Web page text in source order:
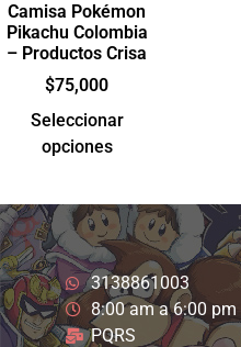
Camisa Pokémon
Pikachu Colombia
– Productos Crisa
$75,000
Seleccionar
opciones
3138861003
8:00 am a 6:00 pm
PQRS